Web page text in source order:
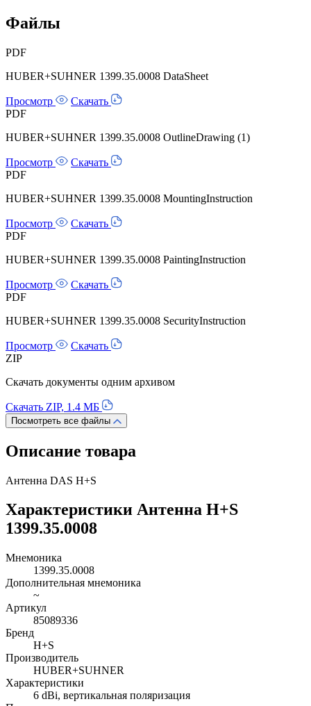
Файлы
PDF
HUBER+SUHNER 1399.35.0008 DataSheet
Просмотр
Скачать
PDF
HUBER+SUHNER 1399.35.0008 OutlineDrawing (1)
Просмотр
Скачать
PDF
HUBER+SUHNER 1399.35.0008 MountingInstruction
Просмотр
Скачать
PDF
HUBER+SUHNER 1399.35.0008 PaintingInstruction
Просмотр
Скачать
PDF
HUBER+SUHNER 1399.35.0008 SecurityInstruction
Просмотр
Скачать
ZIP
Скачать документы одним архивом
Скачать ZIP, 1.4 МБ
Посмотреть все файлы
Описание товара
Антенна DAS H+S
Характеристики Антенна H+S
1399.35.0008
Мнемоника
1399.35.0008
Дополнительная мнемоника
~
Артикул
85089336
Бренд
H+S
Производитель
HUBER+SUHNER
Характеристики
6 dBi, вертикальная поляризация